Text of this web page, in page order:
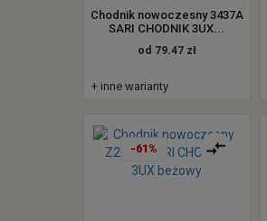
Chodnik nowoczesny 3437A
SARI CHODNIK 3UX...
od 79.47 zł
+ inne warianty
-61%